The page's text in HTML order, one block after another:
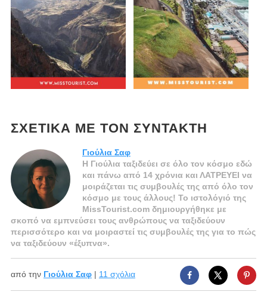
ΣΧΕΤΙΚΆ ΜΕ ΤΟΝ ΣΥΝΤΆΚΤΗ
Γιούλια Σαφ
Η Γιούλια ταξιδεύει σε όλο τον κόσμο εδώ
και πάνω από 14 χρόνια και ΛΑΤΡΕΥΕΙ να
μοιράζεται τις συμβουλές της από όλο τον
κόσμο με τους άλλους! Το ιστολόγιό της
MissTourist.com δημιουργήθηκε με
σκοπό να εμπνεύσει τους ανθρώπους να ταξιδεύουν
περισσότερο και να μοιραστεί τις συμβουλές της για το πώς
να ταξιδεύουν «έξυπνα».
από την Γιούλια Σαφ | 11 σχόλια